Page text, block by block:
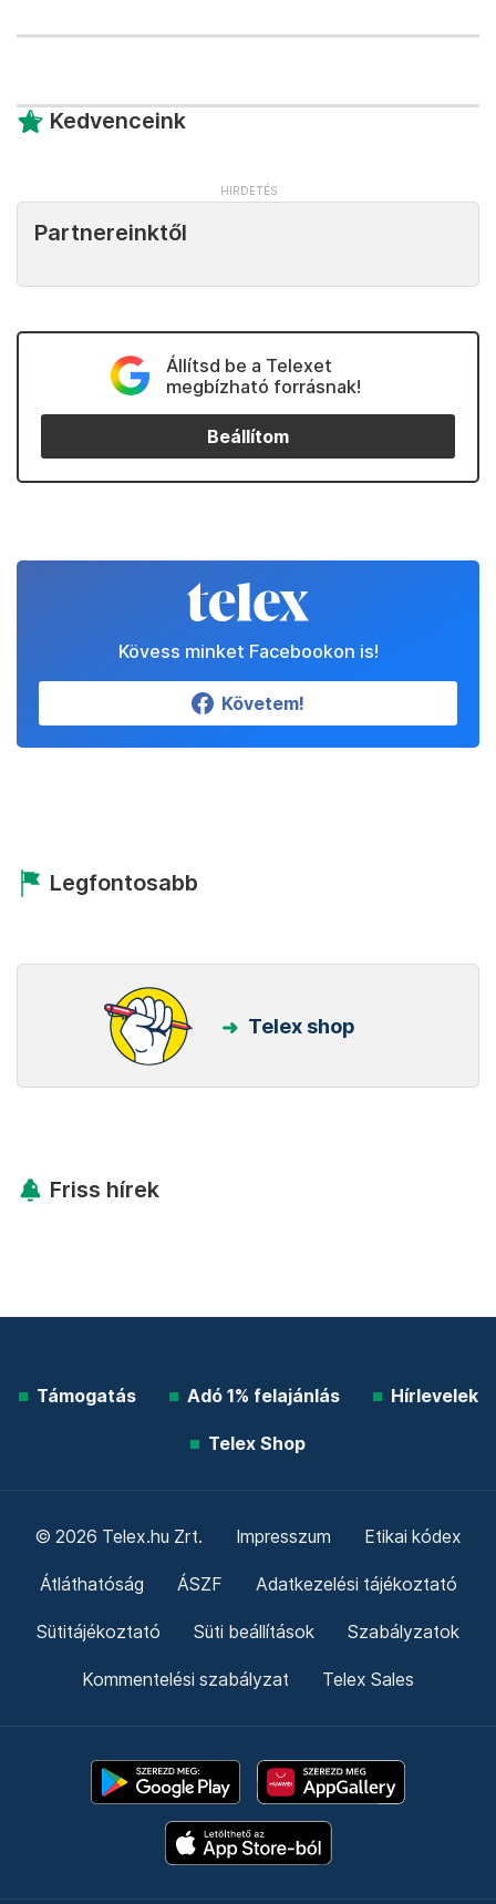
Kedvenceink
Partnereinktől
Állítsd be a Telexet
megbízható forrásnak!
Beállítom
Kövess minket Facebookon is!
Követem!
Legfontosabb
Telex shop
Friss hírek
Támogatás Adó 1% felajánlás Hírlevelek
Telex Shop
© 2026 Telex.hu Zrt. Impresszum Etikai kódex
Átláthatóság ÁSZF Adatkezelési tájékoztató
Sütitájékoztató Süti beállítások Szabályzatok
Kommentelési szabályzat Telex Sales